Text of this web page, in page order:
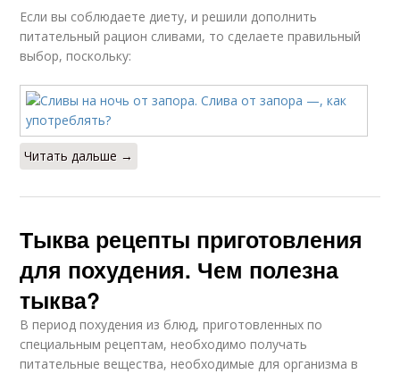
Если вы соблюдаете диету, и решили дополнить
питательный рацион сливами, то сделаете правильный
выбор, поскольку:
Читать дальше →
Тыква рецепты приготовления
для похудения. Чем полезна
тыква?
В период похудения из блюд, приготовленных по
специальным рецептам, необходимо получать
питательные вещества, необходимые для организма в